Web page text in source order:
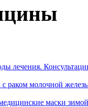
лечения.
раком молочной
маски зимой